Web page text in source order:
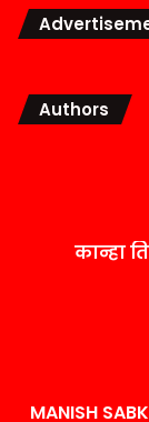
Authors
कान्हा
MANISH